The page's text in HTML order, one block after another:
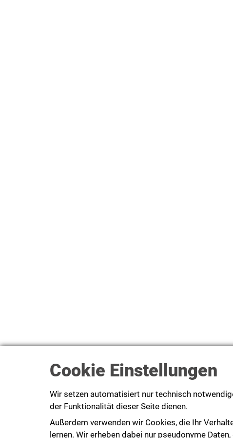
Cookie Einstellungen
Wir setzen automatisiert nur technisch
der Funktionalität dieser Seite dienen.
Außerdem verwenden wir Cookies, die Ihr
lernen. Wir erheben dabei nur pseudonyme